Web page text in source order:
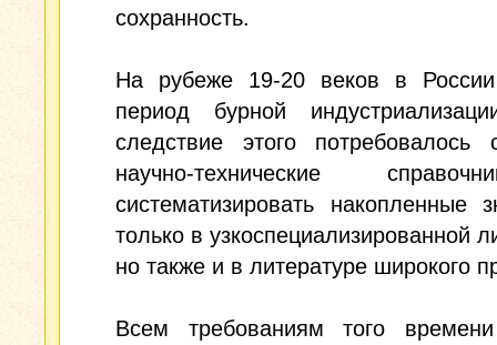
сохранность.
На рубеже 19-20 веков в
период бурной
следствие этого потребовалось
научно-технические
систематизировать накопленные
только в узкоспециализированной
но также и в литературе широкого
Всем требованиям того